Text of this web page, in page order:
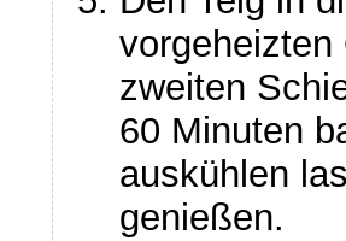
vorgeheizten
zweiten
60 Minuten
auskühlen
genießen.